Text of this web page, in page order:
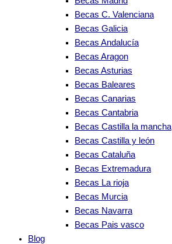
Becas C. Valenciana
Becas Galicia
Becas Andalucía
Becas Aragon
Becas Asturias
Becas Baleares
Becas Canarias
Becas Cantabria
Becas Castilla la mancha
Becas Castilla y león
Becas Cataluña
Becas Extremadura
Becas La rioja
Becas Murcia
Becas Navarra
Becas Pais vasco
Blog